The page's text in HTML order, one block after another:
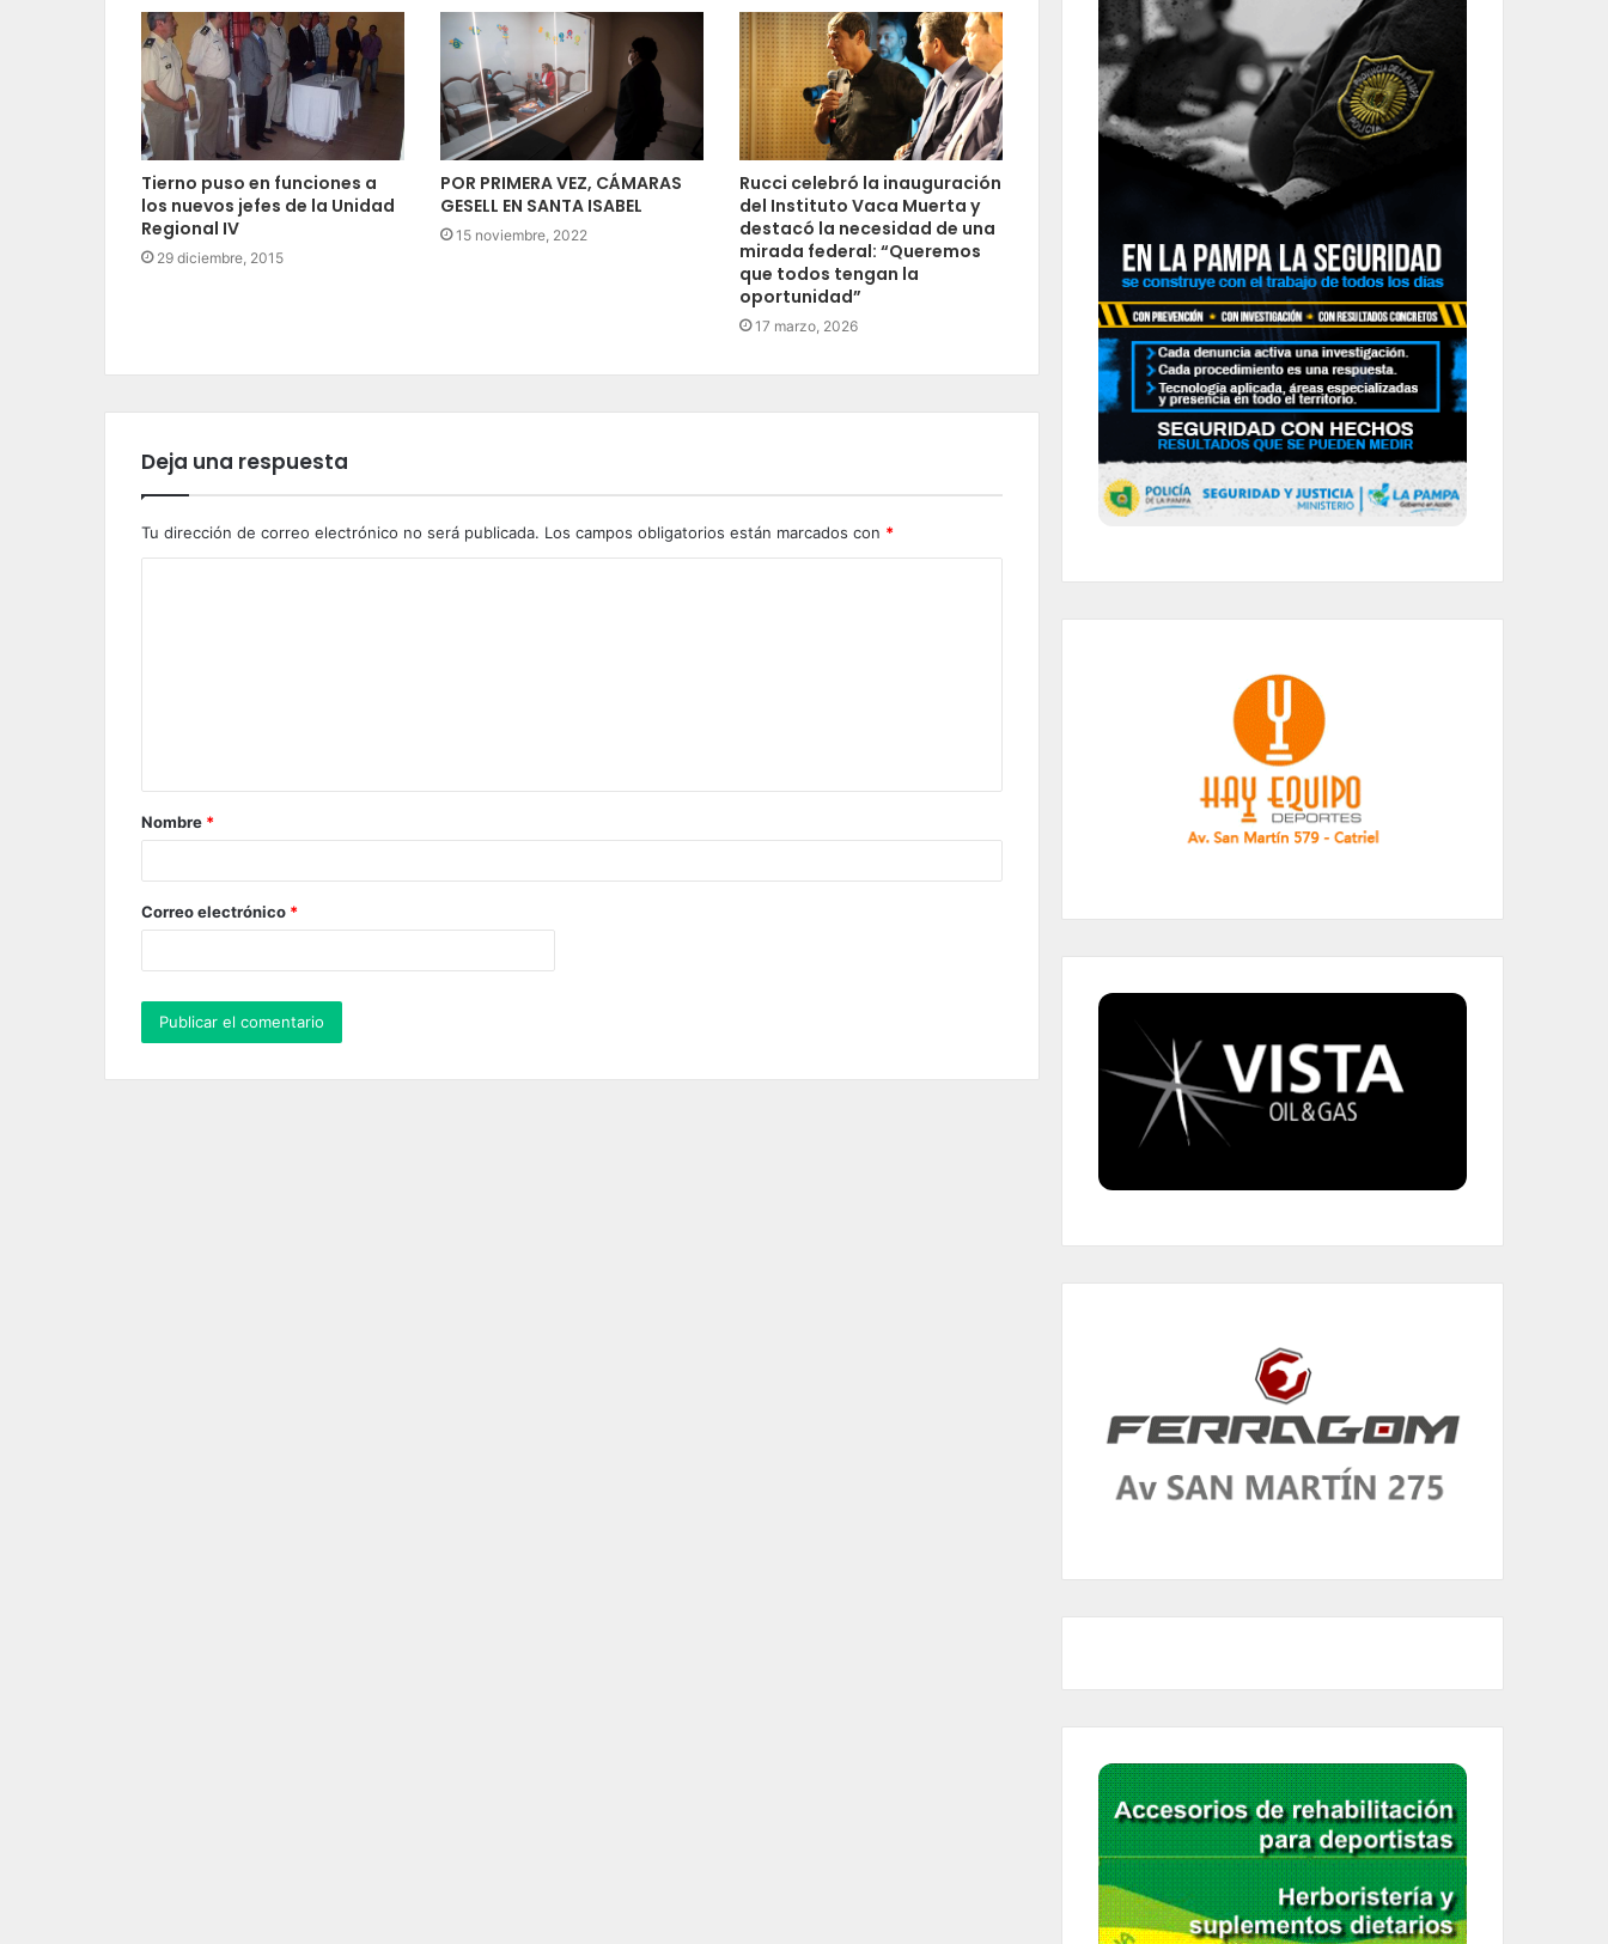
Tierno puso en funciones a
los nuevos jefes de la Unidad
Regional IV
29 diciembre, 2015
POR PRIMERA VEZ, CÁMARAS
GESELL EN SANTA ISABEL
15 noviembre, 2022
Rucci celebró la inauguración
del Instituto Vaca Muerta y
destacó la necesidad de una
mirada federal: “Queremos
que todos tengan la
oportunidad”
17 marzo, 2026
Deja una respuesta
Tu dirección de correo electrónico no será publicada. Los campos obligatorios están marcados con *
a
r
*
Nombre *
Correo electrónico *